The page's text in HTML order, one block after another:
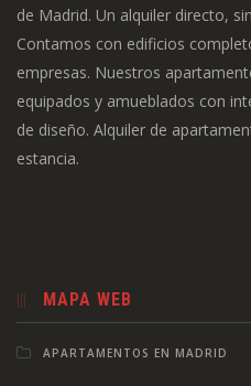
de Madrid. Un alquiler directo,
Contamos con edificios
empresas. Nuestros
equipados y amueblados con
de diseño. Alquiler de
estancia.
MAPA WEB
APARTAMENTOS EN MADRID